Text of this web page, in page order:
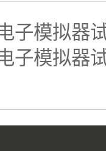
子模拟器
子模拟器